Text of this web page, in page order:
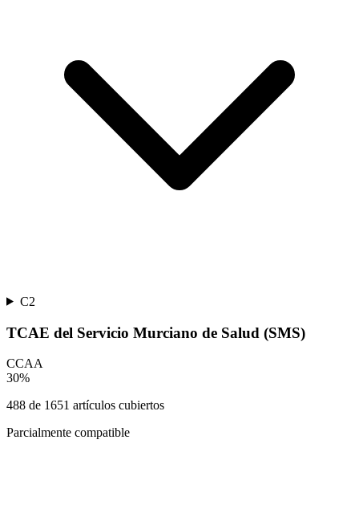
C2
TCAE del Servicio Murciano de Salud (SMS)
CCAA
30%
488 de 1651 artículos cubiertos
Parcialmente compatible